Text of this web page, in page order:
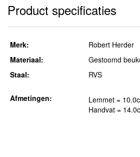
Product specificaties
Merk:
Robert Herder
Materiaal:
Gestoomd
Staal:
RVS
Afmetingen:
Lemmet =
Handvat =